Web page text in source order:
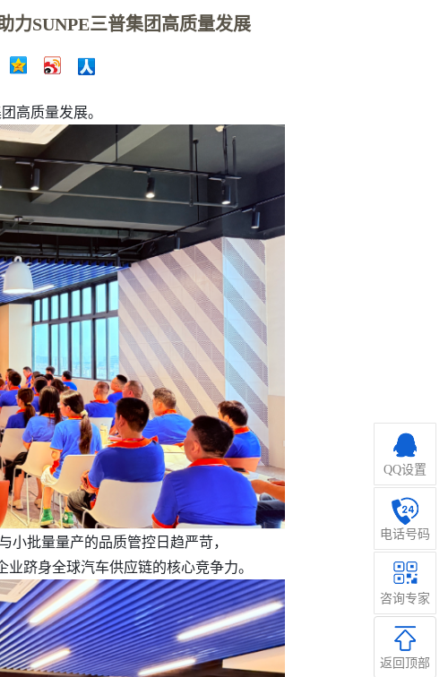
力SUNPE三普集团高质量发展
团高质量发展。
批量量产的品质管控日趋严苛，
跻身全球汽车供应链的核心竞争力。
QQ设置
电话号码
管理
咨询专家
返回顶部